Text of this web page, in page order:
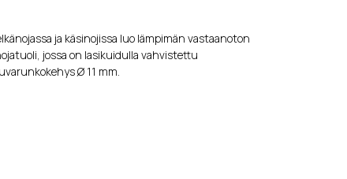
ja käsinojissa luo lämpimän vastaanoton
jossa on lasikuidulla vahvistettu
Ø 11 mm.